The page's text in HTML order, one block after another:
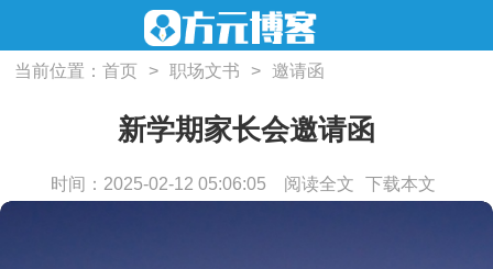
当前位置：首页 > 职场文书 > 邀请函
新学期家长会邀请函
时间：2025-02-12 05:06:05 阅读全文 下载本文